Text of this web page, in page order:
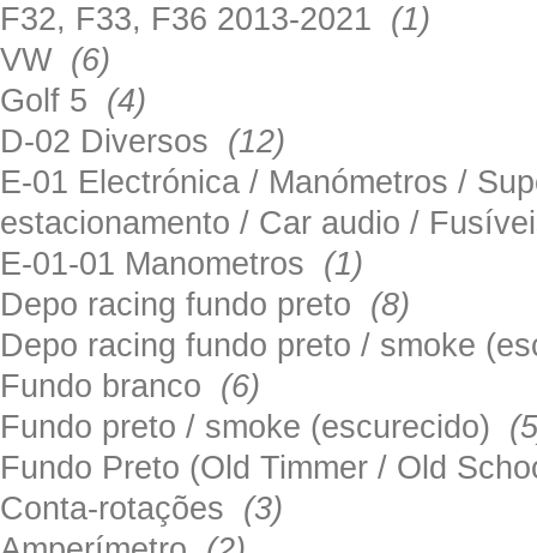
F32, F33, F36 2013-2021 (1)
VW (6)
Golf 5 (4)
D-02 Diversos (12)
E-01 Electrónica / Manómetros /
estacionamento / Car audio /
E-01-01 Manometros (1)
Depo racing fundo preto (8)
Depo racing fundo preto / smoke
Fundo branco (6)
Fundo preto / smoke (escurecido)
Fundo Preto (Old Timmer / Old
Conta-rotações (3)